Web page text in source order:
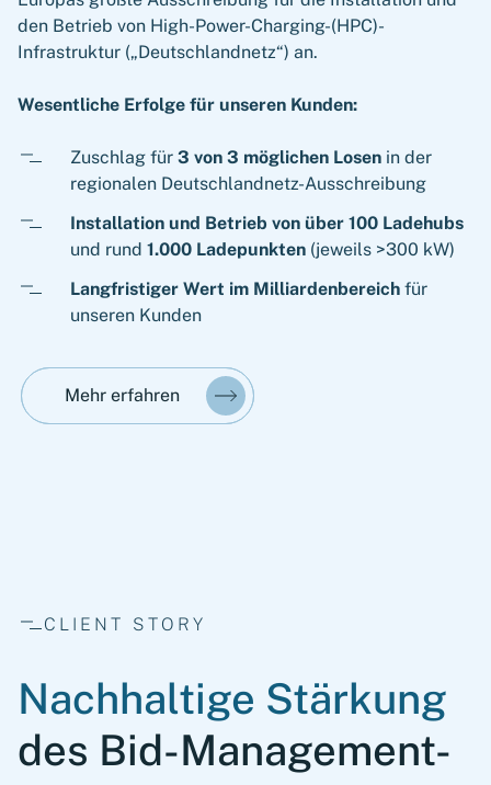
den Betrieb von High-Power-Charging-(HPC)-
Infrastruktur („Deutschlandnetz“) an.
Wesentliche Erfolge für unseren Kunden:
Zuschlag für 3 von 3 möglichen Losen in der
regionalen Deutschlandnetz-Ausschreibung
Installation und Betrieb von über 100 Ladehubs
und rund 1.000 Ladepunkten (jeweils >300 kW)
Langfristiger Wert im Milliardenbereich für
unseren Kunden
Mehr erfahren
CLIENT STORY
Nachhaltige Stärkung
des Bid-Management-